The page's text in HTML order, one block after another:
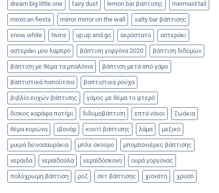
dream big little one fairy dust lemon bar βάπτισης mermaid tail
mexican fiesta mirror mirror on the wall salty bar βάπτισης
snow white twins up up and go αερόστατο αστεράκι
αστεράκι μου λαμπρό βάπτιση γοργόνα 2020 βάπτιση διδύμων
βάπτιση με θέμα τα μπαλόνια βάπτιση μετά από γάμο
βαπτιστικά παπούτσια βαπτιστικά ρούχα
βιβλίο ευχών βάπτισης γάμος με θέμα το φτερό
δίσκος καράφα ποτήρι διδυμοβάπτιση επτά νάνοι ζωάκια
θέμα κορώνα ιβουάρ κουτί βάπτισης λάμα μεξικό
μικρά δεινοσαυράκια μπλε σκούρο μπομπονιέρες βάπτισης
νεράιδα νεραϊδούλα νεραϊδόσκονη ουρά γοργόνας
πολύχρωμη βάπτιση ροζ σετ βάπτισης χιονάτη χρυσό